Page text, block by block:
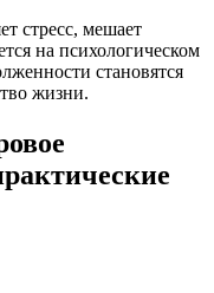
стресс, мешает
на психологическом
становятся
жизни.